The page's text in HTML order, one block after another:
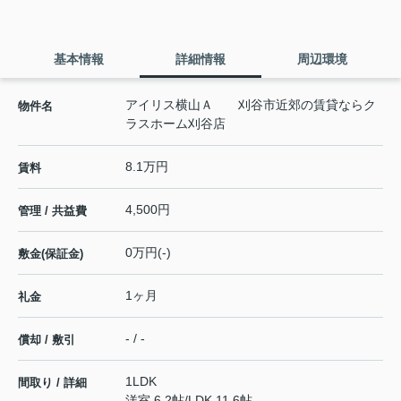
基本情報 詳細情報 周辺環境
物件名
アイリス横山Ａ 刈谷市近郊の賃貸ならク
ラスホーム刈谷店
賃料 8.1万円
管理 / 共益費 4,500円
敷金(保証金) 0万円(-)
礼金 1ヶ月
償却 / 敷引 - / -
間取り / 詳細
1LDK